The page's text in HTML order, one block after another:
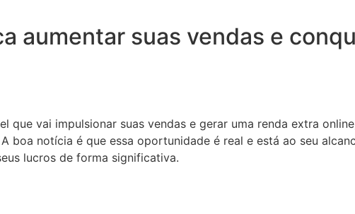
aumentar suas vendas e
que vai impulsionar suas vendas e gerar uma renda extra
boa notícia é que essa oportunidade é real e está ao seu
lucros de forma significativa.